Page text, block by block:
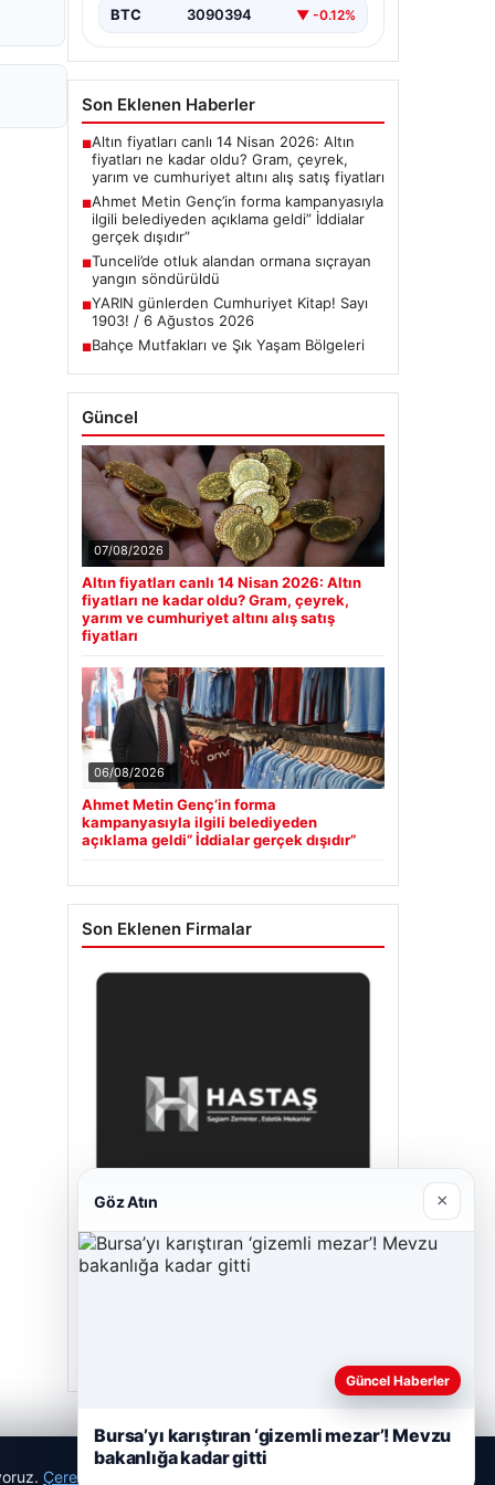
BTC 3090394 ▼ -0.12%
Son Eklenen Haberler
■Altın fiyatları canlı 14 Nisan 2026: Altın
fiyatları ne kadar oldu? Gram, çeyrek,
yarım ve cumhuriyet altını alış satış fiyatları
■Ahmet Metin Genç’in forma kampanyasıyla
ilgili belediyeden açıklama geldi” İddialar
gerçek dışıdır”
■Tunceli’de otluk alandan ormana sıçrayan
yangın söndürüldü
■YARIN günlerden Cumhuriyet Kitap! Sayı
1903! / 6 Ağustos 2026
■Bahçe Mutfakları ve Şık Yaşam Bölgeleri
Güncel
07/08/2026
Altın fiyatları canlı 14 Nisan 2026: Altın
fiyatları ne kadar oldu? Gram, çeyrek,
yarım ve cumhuriyet altını alış satış
fiyatları
06/08/2026
Ahmet Metin Genç’in forma
kampanyasıyla ilgili belediyeden
açıklama geldi” İddialar gerçek dışıdır”
Son Eklenen Firmalar
Çerez Politikamız
Göz Atın ×
Güncel Haberler
Bursa’yı karıştıran ‘gizemli mezar’! Mevzu
bakanlığa kadar gitti